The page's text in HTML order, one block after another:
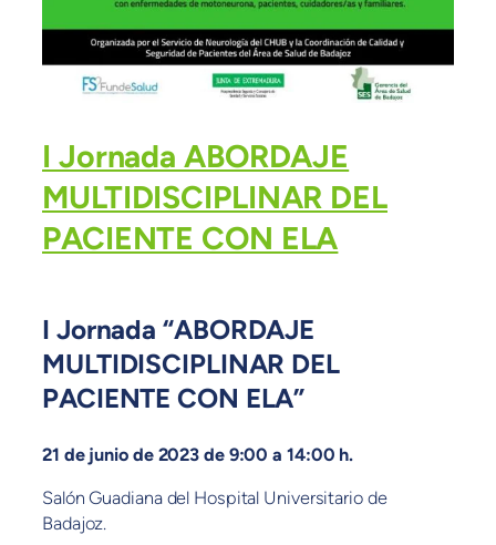
I Jornada ABORDAJE
MULTIDISCIPLINAR DEL
PACIENTE CON ELA
I Jornada “ABORDAJE
MULTIDISCIPLINAR DEL
PACIENTE CON ELA”
21 de junio de 2023 de 9:00 a 14:00 h.
Salón Guadiana del Hospital Universitario de
Badajoz.